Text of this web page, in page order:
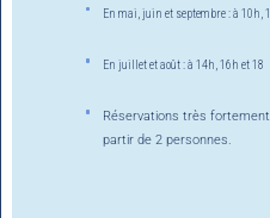
En mai, juin et septembre : à 10h,
En juillet et août : à 14h, 16h et 18
Réservations très
partir de 2 personnes.